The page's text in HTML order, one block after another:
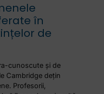
în
de
cunoscute și de
Cambridge dețin
Profesorii,